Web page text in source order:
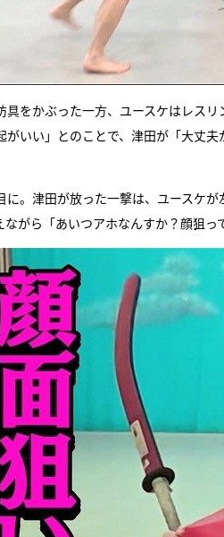
具をかぶった一方、ユースケはレス
がいい」とのことで、津田が「大丈
に。津田が放った一撃は、ユースケ
ながら「あいつアホなんすか？顔狙っ